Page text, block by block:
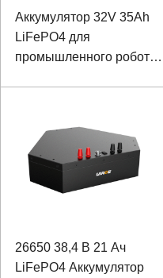
Аккумулятор 32V 35Ah
LiFePO4 для
промышленного робота
26650 38,4 В 21 Ач
LiFePO4 Аккумулятор